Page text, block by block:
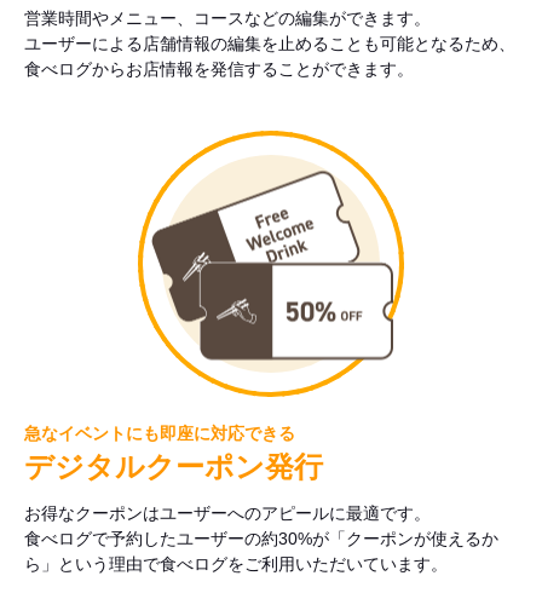
営業時間やメニュー、コースなどの編集ができます。
ユーザーによる店舗情報の編集を止めることも可能となるため、
食べログからお店情報を発信することができます。
急なイベントにも即座に対応できる
デジタルクーポン発行
お得なクーポンはユーザーへのアピールに最適です。
食べログで予約したユーザーの約30%が「クーポンが使えるか
ら」という理由で食べログをご利用いただいています。